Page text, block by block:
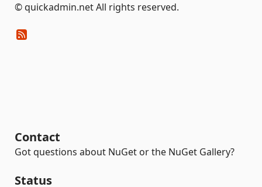
© quickadmin.net All rights reserved.
Contact
Got questions about NuGet or the NuGet Gallery?
Status